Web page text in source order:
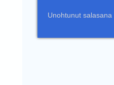
Unohtunut salasana